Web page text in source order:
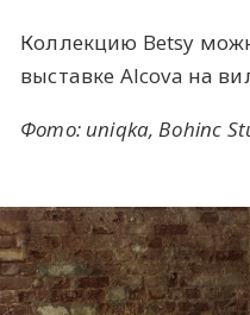
Коллекцию Betsy
выставке Alcova на
Фото: uniqka,Bohinc